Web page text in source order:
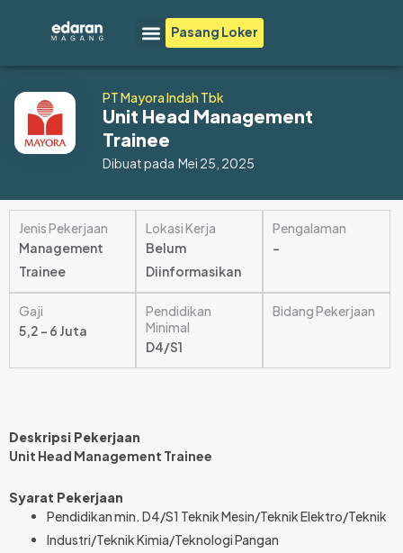
Menu
Pasang Loker
PT Mayora Indah Tbk
Unit Head Management
Trainee
Dibuat pada Mei 25, 2025
Jenis Pekerjaan
Management
Trainee
Lokasi Kerja
Belum
Diinformasikan
Pengalaman
–
Gaji
5,2 – 6 Juta
Pendidikan
Minimal
D4/S1
Bidang Pekerjaan
Deskripsi Pekerjaan
Unit Head Management Trainee
Syarat Pekerjaan
Pendidikan min. D4/S1 Teknik Mesin/Teknik Elektro/Teknik
Industri/Teknik Kimia/Teknologi Pangan